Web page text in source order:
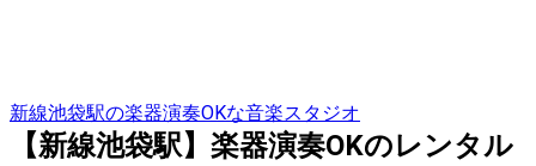
新線池袋駅の楽器演奏OKな音楽スタジオ
【新線池袋駅】楽器演奏OKのレンタル